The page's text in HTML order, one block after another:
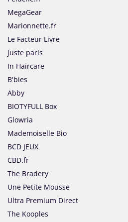
MegaGear
Marionnette.fr
Le Facteur Livre
juste paris
In Haircare
B'bies
Abby
BIOTYFULL Box
Glowria
Mademoiselle Bio
BCD JEUX
CBD.fr
The Bradery
Une Petite Mousse
Ultra Premium Direct
The Kooples